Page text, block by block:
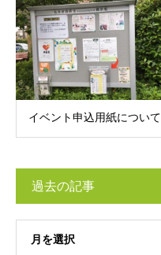
イベント申込用紙について
過去の記事
月を選択